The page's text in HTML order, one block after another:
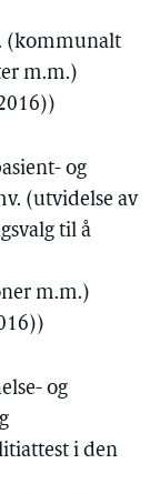
(kommunalt
m.m.)
og
(utvidelse av
til å
m.m.)
og
i den